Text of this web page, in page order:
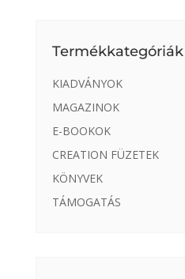
Termékkategóriák
KIADVÁNYOK
MAGAZINOK
E-BOOKOK
CREATION FÜZETEK
KÖNYVEK
TÁMOGATÁS